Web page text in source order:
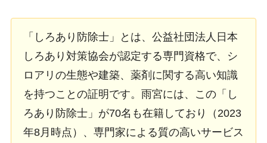
「しろあり防除士」とは、公益社団法人日本
しろあり対策協会が認定する専門資格で、シ
ロアリの生態や建築、薬剤に関する高い知識
を持つことの証明です。雨宮には、この「し
ろあり防除士」が70名も在籍しており（2023
年8月時点）、専門家による質の高いサービス